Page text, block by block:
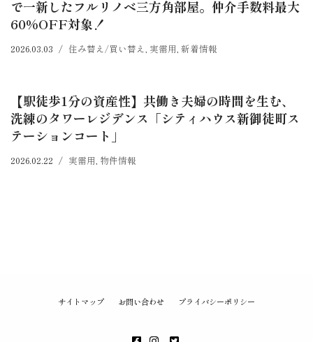
で一新したフルリノベ三方角部屋。仲介手数料最大
60%OFF対象！
2026.03.03 住み替え/買い替え, 実需用, 新着情報
【駅徒歩1分の資産性】共働き夫婦の時間を生む、
洗練のタワーレジデンス「シティハウス新御徒町ス
テーションコート」
2026.02.22 実需用, 物件情報
サイトマップ お問い合わせ プライバシーポリシー